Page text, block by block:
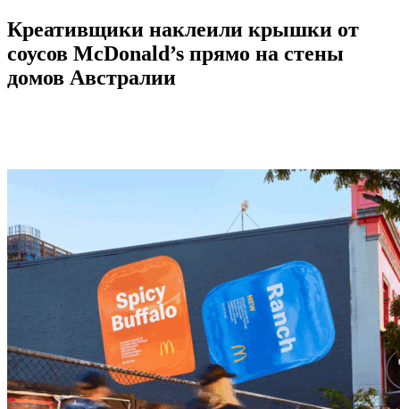
Креативщики наклеили крышки от
соусов McDonald’s прямо на стены
домов Австралии